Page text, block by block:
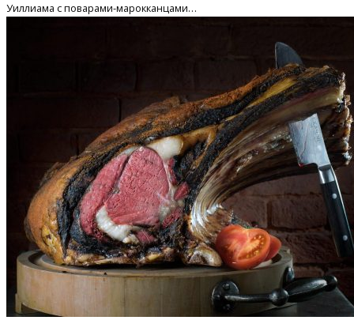
Уиллиама с поварами-марокканцами…